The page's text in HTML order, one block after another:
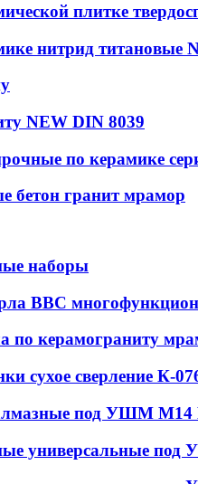
плитке
нитрид титановые
NEW DIN 8039
по керамике
бетон гранит мрамор
наборы
ВВС
по керамограниту
сухое сверление К-
под УШМ М14
универсальные